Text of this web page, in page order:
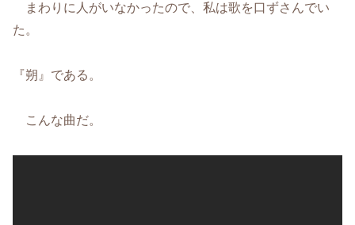
まわりに人がいなかったので、私は歌を口ずさんでい
た。
『朔』である。
こんな曲だ。